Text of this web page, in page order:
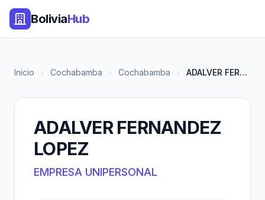
BoliviaHub
Inicio Cochabamba Cochabamba ADALVER FERNANDEZ LOPEZ
ADALVER FERNANDEZ
LOPEZ
EMPRESA UNIPERSONAL